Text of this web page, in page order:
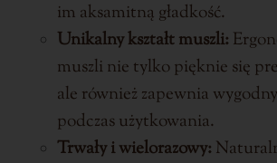
im aksamitną gładkość.
Unikalny kształt muszli:
muszli nie tylko pięknie się
ale również zapewnia
podczas użytkowania.
Trwały i wielorazowy: